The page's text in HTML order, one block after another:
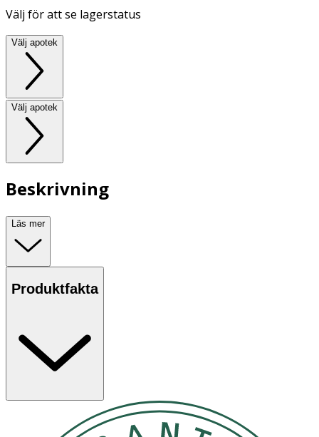
Välj för att se lagerstatus
Välj apotek
Välj apotek
Beskrivning
Läs mer
Produktfakta